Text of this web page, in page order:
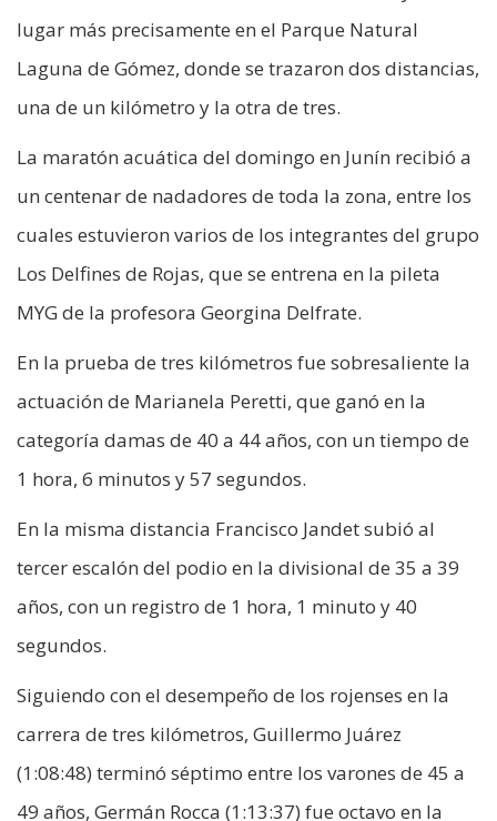
lugar más precisamente en el Parque Natural
Laguna de Gómez, donde se trazaron dos distancias,
una de un kilómetro y la otra de tres.
La maratón acuática del domingo en Junín recibió a
un centenar de nadadores de toda la zona, entre los
cuales estuvieron varios de los integrantes del grupo
Los Delfines de Rojas, que se entrena en la pileta
MYG de la profesora Georgina Delfrate.
En la prueba de tres kilómetros fue sobresaliente la
actuación de Marianela Peretti, que ganó en la
categoría damas de 40 a 44 años, con un tiempo de
1 hora, 6 minutos y 57 segundos.
En la misma distancia Francisco Jandet subió al
tercer escalón del podio en la divisional de 35 a 39
años, con un registro de 1 hora, 1 minuto y 40
segundos.
Siguiendo con el desempeño de los rojenses en la
carrera de tres kilómetros, Guillermo Juárez
(1:08:48) terminó séptimo entre los varones de 45 a
49 años, Germán Rocca (1:13:37) fue octavo en la